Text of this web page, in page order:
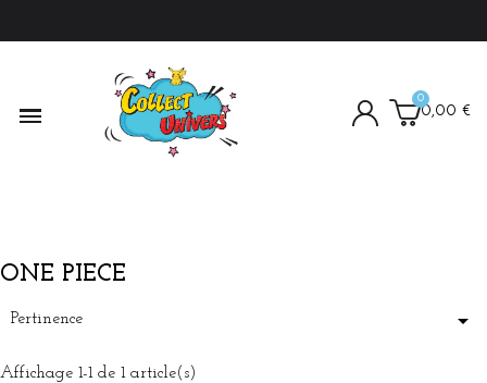
0,00 €
ONE PIECE
Pertinence 
Affichage 1-1 de 1 article(s)